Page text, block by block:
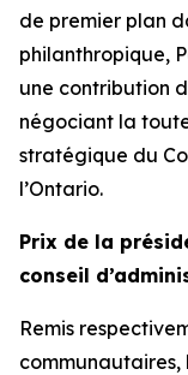
de premier plan
philanthropique,
une contribution
négociant la
stratégique du
l’Ontario.
Prix de la
conseil
Remis
communautaires,